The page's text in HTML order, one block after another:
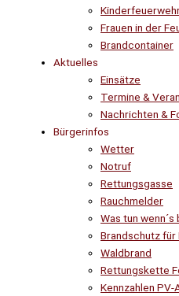
Frauen in der
Brandcontainer
Aktuelles
Einsätze
Termine &
Nachrichten &
Bürgerinfos
Wetter
Notruf
Rettungsgasse
Rauchmelder
Was tun wenn´s
Brandschutz für
Waldbrand
Rettungskette
Kennzahlen PV-